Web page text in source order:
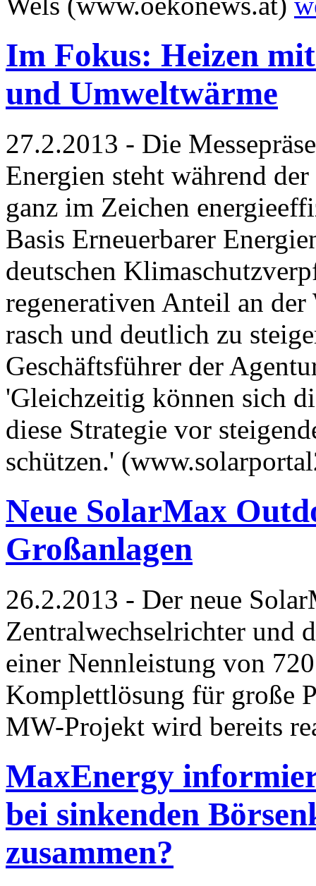
Im Fokus: Heizen
und Umweltwärme
27.2.2013 - Die
Energien steht während
ganz im Zeichen
Basis Erneuerbarer
deutschen
regenerativen Anteil an
rasch und deutlich zu
Geschäftsführer der
'Gleichzeitig können sich
diese Strategie vor
schützen.'
Neue SolarMax
Großanlagen
26.2.2013 - Der neue
Zentralwechselrichter und
einer Nennleistung von
Komplettlösung für große
MW-Projekt wird bereits
MaxEnergy
bei sinkenden
zusammen?